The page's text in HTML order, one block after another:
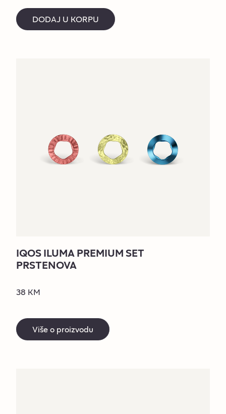
DODAJ U KORPU
IQOS ILUMA PREMIUM SET
PRSTENOVA
38 KM
Više o proizvodu